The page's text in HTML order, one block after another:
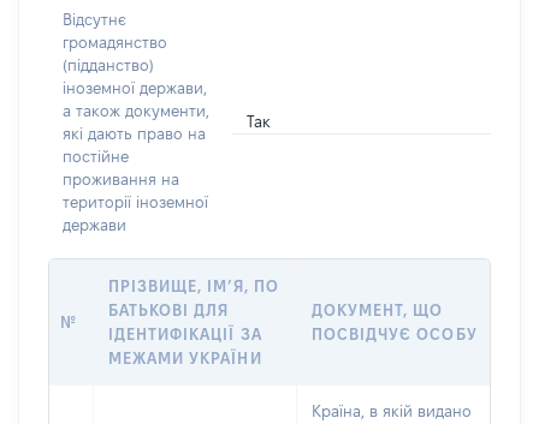
Відсутнє
громадянство
(підданство)
іноземної держави,
а також документи,
які дають право на
постійне
проживання на
території іноземної
держави
Так
№
ПРІЗВИЩЕ, ІМ’Я, ПО
БАТЬКОВІ ДЛЯ
ІДЕНТИФІКАЦІЇ ЗА
МЕЖАМИ УКРАЇНИ
ДОКУМЕНТ, ЩО
ПОСВІДЧУЄ ОСОБУ
Країна, в якій видано